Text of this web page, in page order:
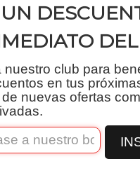
UN
DEL
nuestro club para
en tus
nuevas ofertas